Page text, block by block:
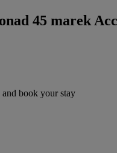
45 marek
book your stay